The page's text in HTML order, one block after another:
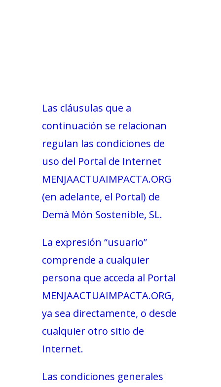
Las cláusulas que a
continuación se relacionan
regulan las condiciones de
uso del Portal de Internet
MENJAACTUAIMPACTA.ORG
(en adelante, el Portal) de
Demà Món Sostenible, SL.
La expresión “usuario”
comprende a cualquier
persona que acceda al Portal
MENJAACTUAIMPACTA.ORG,
ya sea directamente, o desde
cualquier otro sitio de
Internet.
Las condiciones generales
CONEIX FUNDESPLAI
La Fundació
Missió i valors
Els comptes clars
Memòria d'activitats
Proposta educativa